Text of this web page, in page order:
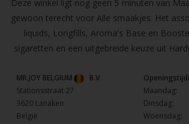
Deze winkel ligt nog geen 5 minuten van
gewoon terecht voor Alle smaakjes. Het
liquids, Longfills, Aroma's Base en
sigaretten en een uitgebreide keuze uit
MR.JOY BELGIUM
B.V
Stationsstraat 27
3620 Lanaken
België
Maandag:
Dinsdag:
Woensdag: